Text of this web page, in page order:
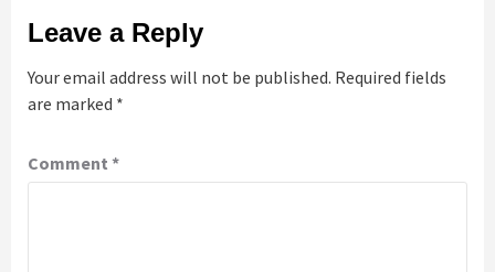
Leave a Reply
Your email address will not be published. Required fields
are marked *
Comment *